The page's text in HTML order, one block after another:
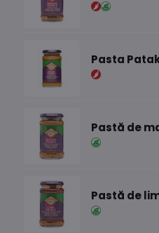
Pasta
Pastă de
Pastă de